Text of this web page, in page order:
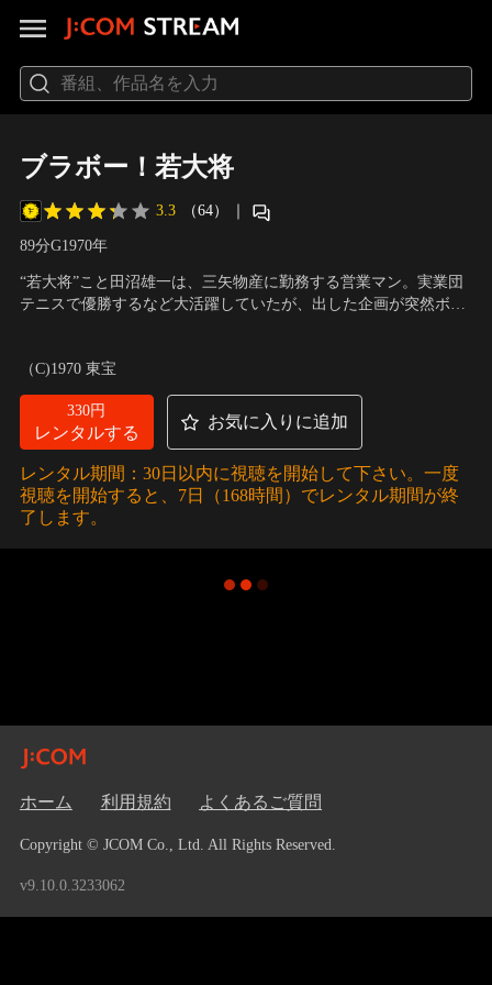
ブラボー！若大将
3.3 （64） ｜
89分G1970年
“若大将”こと田沼雄一は、三矢物産に勤務する営業マン。実業団
テニスで優勝するなど大活躍していたが、出した企画が突然ボツ
アムで節子に出会うが。
（C)1970 東宝
330円
レンタルする
お気に入りに追加
レンタル期間：30日以内に視聴を開始して下さい。一度
視聴を開始すると、7日（168時間）でレンタル期間が終
了します。
ホーム 利用規約 よくあるご質問
Copyright © JCOM Co., Ltd. All Rights Reserved.
v9.10.0.3233062